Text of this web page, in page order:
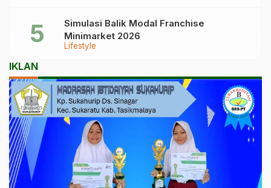
Lifestyle
Simulasi Balik Modal Franchise
Minimarket 2026
IKLAN